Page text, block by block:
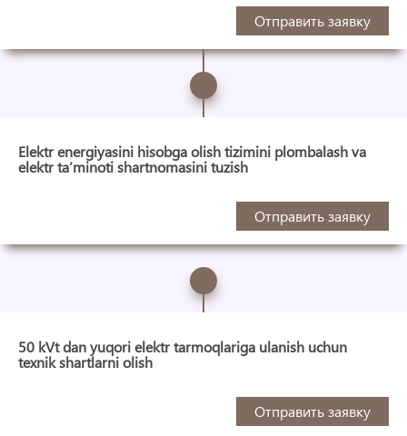
Отправить заявку
Elektr energiyasini hisobga olish tizimini plombalash va
elektr ta’minoti shartnomasini tuzish
Отправить заявку
50 kVt dan yuqori elektr tarmoqlariga ulanish uchun
texnik shartlarni olish
Отправить заявку